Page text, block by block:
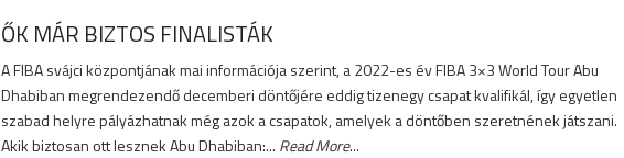
ŐK MÁR BIZTOS FINALISTÁK
A FIBA svájci központjának mai információja szerint, a 2022-es év FIBA 3×3 World Tour Abu
Dhabiban megrendezendő decemberi döntőjére eddig tizenegy csapat kvalifikál, így egyetlen
szabad helyre pályázhatnak még azok a csapatok, amelyek a döntőben szeretnének játszani.
Akik biztosan ott lesznek Abu Dhabiban:... Read More...